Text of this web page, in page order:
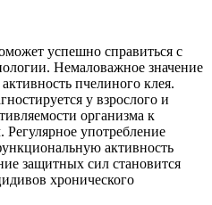
успешно справиться с
Немаловажное значение
пчелиного клея.
у взрослого и
организма к
употребление
активность
защитных сил становится
хронического